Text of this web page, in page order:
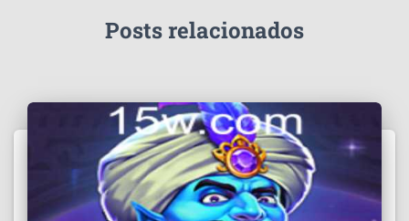
Posts relacionados